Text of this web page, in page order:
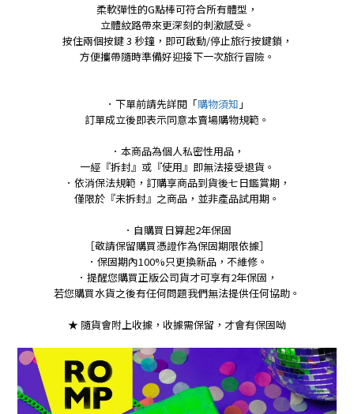
柔軟彈性的G點棒可符合所有體型，
立體紋路帶來更深刻的刺激感受。
按住兩個按鍵 3 秒鐘，即可啟動/停止旅行按鍵鎖，
方便攜帶隨時準備好迎接下一次旅行冒險。
．下單前請先詳閱「購物須知 」
訂單成立後即表示同意本賣場購物規範。
．本商品為個人私密性用品，
一經『拆封』或『使用』即無法接受退貨。
．依消保法規範，訂購享商品到貨後七日鑑賞期，
僅限於『未拆封』之商品，並非產品試用期。
．自購買日算起2年保固
［敬請保留購買憑證作為保固期限依據］
．保固期內100%只更換新品，不維修。
．提醒您購買正版公司貨才可享有2年保固，
若您購買水貨之後有任何問題我們無法提供任何協助。
★ 隨貨會附上收據，收據需保留，才會有保固呦